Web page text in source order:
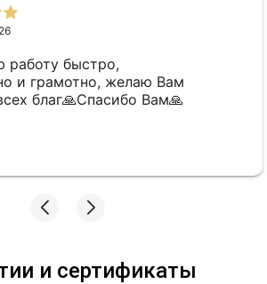
работу быстро,
желаю Вам
благ🙏Спасибо Вам🙏
и сертификаты